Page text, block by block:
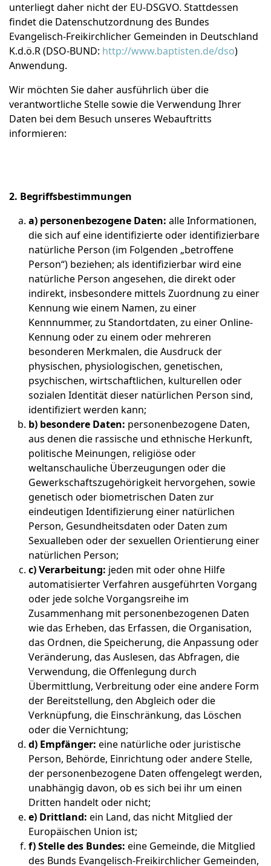
unterliegt daher nicht der EU-DSGVO. Stattdessen
findet die Datenschutzordnung des Bundes
Evangelisch-Freikirchlicher Gemeinden in Deutschland
K.d.ö.R (DSO-BUND: http://www.baptisten.de/dso)
Anwendung.
Wir möchten Sie daher ausführlich über die
verantwortliche Stelle sowie die Verwendung Ihrer
Daten bei dem Besuch unseres Webauftritts
informieren:
2. Begriffsbestimmungen
a) personenbezogene Daten: alle Informationen,
die sich auf eine identifizierte oder identifizierbare
natürliche Person (im Folgenden „betroffene
Person“) beziehen; als identifizierbar wird eine
natürliche Person angesehen, die direkt oder
indirekt, insbesondere mittels Zuordnung zu einer
Kennung wie einem Namen, zu einer
Kennnummer, zu Standortdaten, zu einer Online-
Kennung oder zu einem oder mehreren
besonderen Merkmalen, die Ausdruck der
physischen, physiologischen, genetischen,
psychischen, wirtschaftlichen, kulturellen oder
sozialen Identität dieser natürlichen Person sind,
identifiziert werden kann;
b) besondere Daten: personenbezogene Daten,
aus denen die rassische und ethnische Herkunft,
politische Meinungen, religiöse oder
weltanschauliche Überzeugungen oder die
Gewerkschaftszugehörigkeit hervorgehen, sowie
genetisch oder biometrischen Daten zur
eindeutigen Identifizierung einer natürlichen
Person, Gesundheitsdaten oder Daten zum
Sexualleben oder der sexuellen Orientierung einer
natürlichen Person;
c) Verarbeitung: jeden mit oder ohne Hilfe
automatisierter Verfahren ausgeführten Vorgang
oder jede solche Vorgangsreihe im
Zusammenhang mit personenbezogenen Daten
wie das Erheben, das Erfassen, die Organisation,
das Ordnen, die Speicherung, die Anpassung oder
Veränderung, das Auslesen, das Abfragen, die
Verwendung, die Offenlegung durch
Übermittlung, Verbreitung oder eine andere Form
der Bereitstellung, den Abgleich oder die
Verknüpfung, die Einschränkung, das Löschen
oder die Vernichtung;
d) Empfänger: eine natürliche oder juristische
Person, Behörde, Einrichtung oder andere Stelle,
der personenbezogene Daten offengelegt werden,
unabhängig davon, ob es sich bei ihr um einen
Dritten handelt oder nicht;
e) Drittland: ein Land, das nicht Mitglied der
Europäischen Union ist;
f) Stelle des Bundes: eine Gemeinde, die Mitglied
des Bunds Evangelisch-Freikirchlicher Gemeinden,